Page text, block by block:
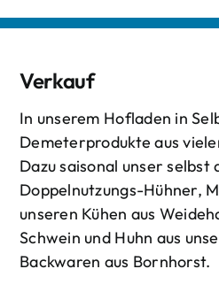
Verkauf
In unserem Hofladen in
Demeterprodukte aus
Dazu saisonal unser
Doppelnutzungs-Hühner,
unseren Kühen aus
Schwein und Huhn aus
Backwaren aus Bornhorst.